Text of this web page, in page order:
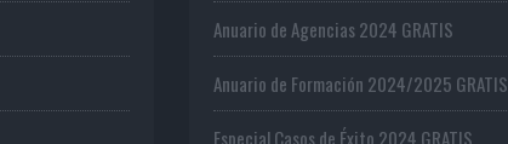
Anuario de Agencias 2024 GRATIS
Anuario de Formación 2024/2025 GRATIS
Especial Casos de Éxito 2024 GRATIS